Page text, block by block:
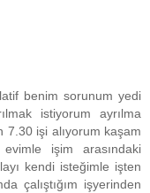
benim sorunum yedi
istiyorum ayrılma
7.30 işi alıyorum kaşam
işim arasındaki
kendi isteğimle işten
çalıştığım işyerinden